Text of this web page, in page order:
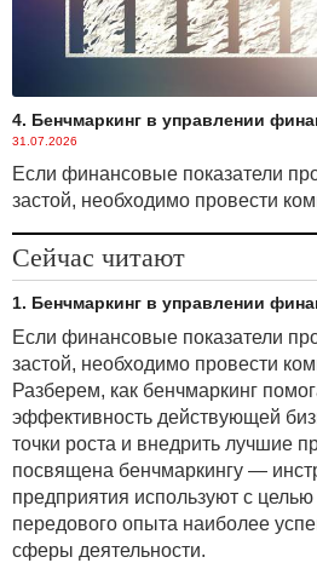
кошелька, открытого на
являющейся резидентом Парка
технологий, перевел токены
криптобиржу, совершил
токенов на иные токены, после
белорусскую криптобиржу.
2. Гражданин Республики
кошелька, открытого на
являющейся резидентом Парка
технологий, перевел токены на
криптобиржу, также
Парка высоких технологий.
При этом к объектам
налогом не относятся доходы,
· по операциям с токенами,
через резидентов Парка высоких
(далее — ПВТ);
· по операциям с токенами,
резидентами и (или) через
4. Бенчмаркинг в управлении
31.07.2026
Если финансовые показатели
застой, необходимо провести
Сейчас читают
1. Бенчмаркинг в управлении
Если финансовые показатели
застой, необходимо провести
Разберем, как бенчмаркинг
эффективность действующей
точки роста и внедрить лучшие
посвящена бенчмаркингу —
предприятия используют с
передового опыта наиболее
сферы деятельности.